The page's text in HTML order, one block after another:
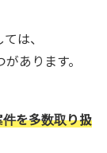
は、
あります。
を多数取り扱